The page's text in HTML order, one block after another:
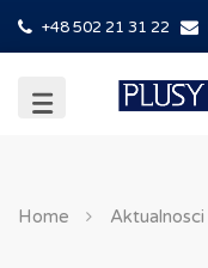
+48 502 21 31 22
Home Aktualnosci